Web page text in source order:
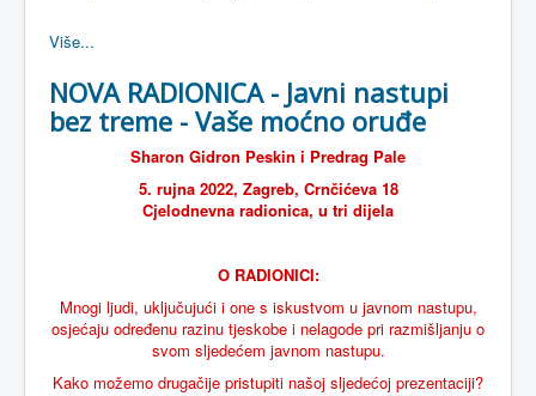
Više...
NOVA RADIONICA - Javni nastupi
bez treme - Vaše moćno oruđe
Sharon Gidron Peskin i Predrag Pale
5. rujna 2022, Zagreb, Crnčićeva 18
Cjelodnevna radionica, u tri dijela
O RADIONICI:
Mnogi ljudi, uključujući i one s iskustvom u javnom nastupu,
osjećaju određenu razinu tjeskobe i nelagode pri razmišljanju o
svom sljedećem javnom nastupu.
Kako možemo drugačije pristupiti našoj sljedećoj prezentaciji?